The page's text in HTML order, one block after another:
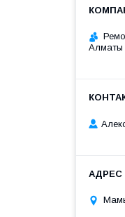
Алматы